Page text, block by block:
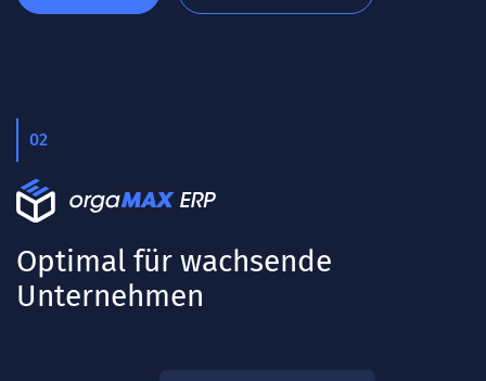
02
Optimal für wachsende
Unternehmen